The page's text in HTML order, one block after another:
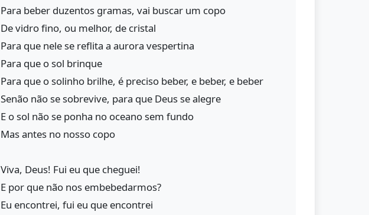
Para beber duzentos gramas, vai buscar um copo
De vidro fino, ou melhor, de cristal
Para que nele se reflita a aurora vespertina
Para que o sol brinque
Para que o solinho brilhe, é preciso beber, e beber, e beber
Senão não se sobrevive, para que Deus se alegre
E o sol não se ponha no oceano sem fundo
Mas antes no nosso copo
Viva, Deus! Fui eu que cheguei!
E por que não nos embebedarmos?
Eu encontrei, fui eu que encontrei